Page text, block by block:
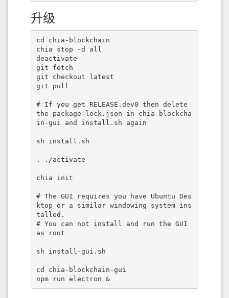
升级
cd chia-blockchain
chia stop -d all
deactivate
git fetch
git checkout latest
git pull
# If you get RELEASE.dev0 then delete
the package-lock.json in chia-blockcha
in-gui and install.sh again
sh install.sh
. ./activate
chia init
# The GUI requires you have Ubuntu Des
ktop or a similar windowing system ins
talled.
# You can not install and run the GUI
as root
sh install-gui.sh
cd chia-blockchain-gui
npm run electron &